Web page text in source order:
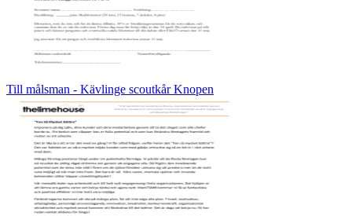
Till målsman - Kävlinge scoutkår Knopen